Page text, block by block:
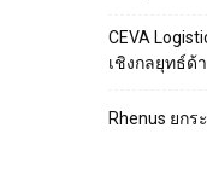
CEVA
เชิงกลยุทธ์ด้
Rhenus ยก